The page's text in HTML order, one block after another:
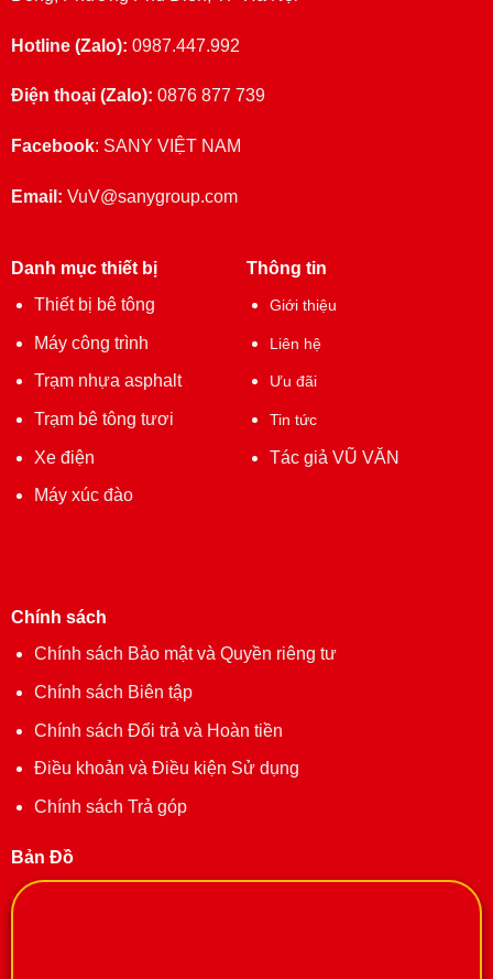
Hotline (Zalo): 0987.447.992
Điện thoại (Zalo): 0876 877 739
Facebook: SANY VIỆT NAM
Email: VuV@sanygroup.com
Danh mục thiết bị
Thiết bị bê tông
Máy công trình
Trạm nhựa asphalt
Trạm bê tông tươi
Xe điện
Máy xúc đào
Thông tin
Giới thiệu
Liên hệ
Ưu đãi
Tin tức
Tác giả VŨ VĂN
Chính sách
Chính sách Bảo mật và Quyền riêng tư
Chính sách Biên tập
Chính sách Đổi trả và Hoàn tiền
Điều khoản và Điều kiện Sử dụng
Chính sách Trả góp
Bản Đồ